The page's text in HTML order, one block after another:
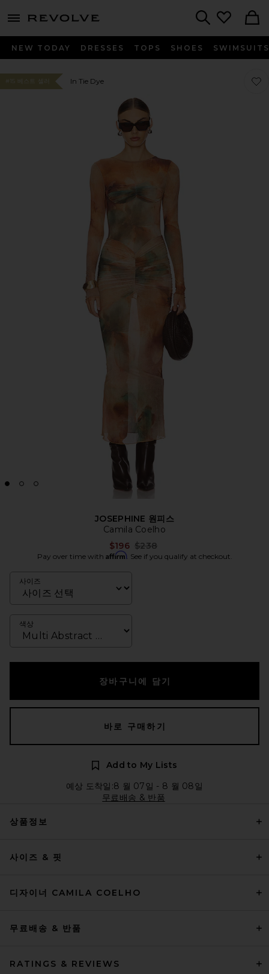
menu - shows more content
NEW TODAY DRESSES TOPS SHOES SWIMSUITS
#15 베스트 셀러 In Tie Dye 찜상
찜상
JOSEPHINE 원피스
Camila Coelho
$196 Previous price:
$238
Pay over time with Affirm. See if you qualify at checkout.
사이즈
색상
장바구니에 담기
바로 구매하기
Add to My Lists
예상 도착일:8 월 07일 - 8 월 08일
무료배송 & 반품
상품정보
사이즈 & 핏
디자이너 CAMILA COELHO
무료배송 & 반품
RATINGS & REVIEWS